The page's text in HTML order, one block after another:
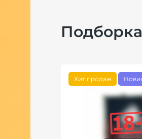
Хит продаж